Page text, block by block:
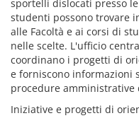
sportelli dislocati presso
studenti possono trovare
alle Facoltà e ai corsi di
nelle scelte. L'ufficio
coordinano i progetti di
e forniscono informazioni
procedure amministrative
Iniziative e progetti di